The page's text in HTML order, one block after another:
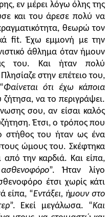
εν μέρει λόγω όλης της
και του άρεσε πολύ να
θεωρώ τον
fit. Έχω εμμονή με την
άθλημα όταν ήμουν
του. Και ήταν πολύ
Πλησίαζεστην επέτειο του,
Φαίνεται ότι έχω κάποια
ζήτησα, να το περιγράψει.
ης σου, αν είσαι καλός
Έτσι, ο τρόπος που
στήθος του ήτανως ένα
ώμους του. Σκέφτηκα
από την καρδιά. Και είπα,
”. Ήταν λίγο
έτσι χωρίς κάτι
είπα, “Εντάξει, ήμουν στο
”. Εκεί μεγάλωσα. “Και